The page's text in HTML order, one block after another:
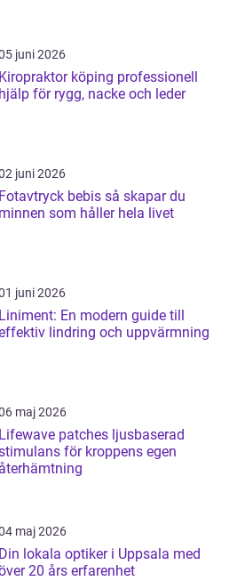
juni 2026
Kiropraktor köping professionell
hjälp för rygg, nacke och leder
juni 2026
Fotavtryck bebis så skapar du
minnen som håller hela livet
juni 2026
Liniment: En modern guide till
lindring och uppvärmning
maj 2026
Lifewave patches ljusbaserad
för kroppens egen
återhämtning
maj 2026
Din lokala optiker i Uppsala med
20 års erfarenhet